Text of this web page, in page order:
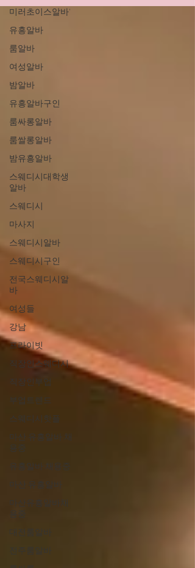
미러초이스알바'
유흥알바
룸알바
여성알바
밤알바
유흥알바구인
룸싸롱알바
룸쌀롱알바
밤유흥알바
스웨디시대학생
알바
스웨디시
마사지
스웨디시알바
스웨디시구인
전국스웨디시알
바
여성들
강남
프라이빗
직장인스웨디시
직장인부업
부업트렌드
스웨디시핫플
마산 유흥알바 채
용중
유흥알바 채용중
마산 유흥알바
마산유흥알바채
용중
대전룸알바
전주룸알바